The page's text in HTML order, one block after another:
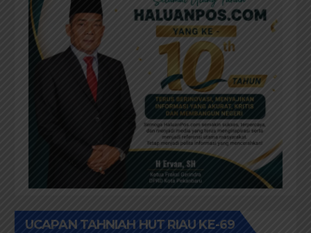
UCAPAN TAHNIAH HUT RIAU KE-69